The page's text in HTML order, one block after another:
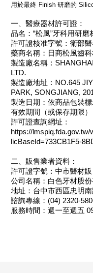
用於最終 Finish 研磨的
一、醫療器材許可證：
品名：“松風”牙科用研磨
許可證核准字號：衛部
藥商名稱：日商松風齒
製造廠名稱：
LTD.
製造廠地址：NO.645
PARK, SONGJIANG,
製造日期：依商品包裝
有效期間（或保存期限
許可證查詢網址：
https://
licBaseId=733CB1F5-
二、販售業者資料：
許可證字號：中市醫材
公司名稱：白色牙材股份
地址：台中市西區忠明
諮詢專線：(04) 2320-
服務時間：週一至週五